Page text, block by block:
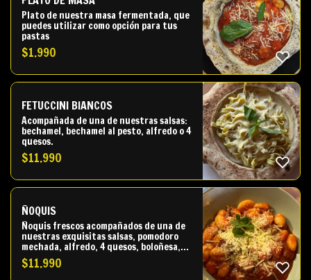
Plato de nuestra masa fermentada, que
puedes utilizar como opción para tus
pastas
$1.990
FETUCCINI BIANCOS
Acompañada de una de nuestras salsas:
bechamel, bechamel al pesto, alfredo o 4
quesos.
$11.990
ÑOQUIS
Ñoquis frescos acompañados de una de
nuestras exquisitas salsas, pomodoro
mechada, alfredo, 4 quesos, boloñesa,
$11.990